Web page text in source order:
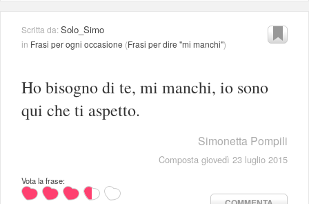
Scritta da:Solo_Simo
in Frasi per ogni occasione (Frasi per dire "mi manchi")
Ho bisogno di te, mi manchi, io sono
qui che ti aspetto.
Simonetta Pompili
Composta giovedì 23 luglio 2015
Vota la frase: